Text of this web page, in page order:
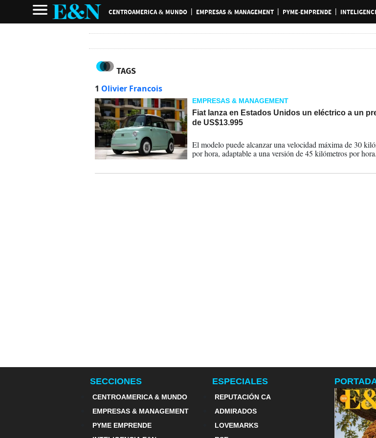
CENTROAMERICA & MUNDO EMPRESAS & MANAGEMENT PYME-EMPRENDE
TAGS
1 Olivier Francois
EMPRESAS & MANAGEMENT
Fiat lanza en Estados Unidos un eléctrico a un
de US$13.995
El modelo puede alcanzar una velocidad máxima de 30
por hora, adaptable a una versión de 45 kilómetros por hora.
SECCIONES
CENTROAMERICA & MUNDO
EMPRESAS & MANAGEMENT
PYME EMPRENDE
ESPECIALES
REPUTACIÓN CA
ADMIRADOS
LOVEMARKS